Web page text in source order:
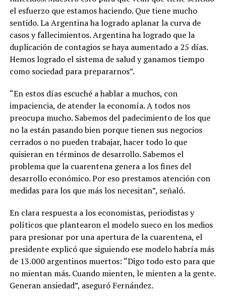
el esfuerzo que estamos haciendo. Que tiene mucho
sentido. La Argentina ha logrado aplanar la curva de
casos y fallecimientos. Argentina ha logrado que la
duplicación de contagios se haya aumentado a 25 días.
Hemos logrado el sistema de salud y ganamos tiempo
como sociedad para prepararnos”.
“En estos días escuché a hablar a muchos, con
impaciencia, de atender la economía. A todos nos
preocupa mucho. Sabemos del padecimiento de los que
no la están pasando bien porque tienen sus negocios
cerrados o no pueden trabajar, hacer todo lo que
quisieran en términos de desarrollo. Sabemos el
problema que la cuarentena genera a los fines del
desarrollo económico. Por eso prestamos atención con
medidas para los que más los necesitan”, señaló.
En clara respuesta a los economistas, periodistas y
políticos que plantearon el modelo sueco en los medios
para presionar por una apertura de la cuarentena, el
presidente explicó que siguiendo ese modelo habría más
de 13.000 argentinos muertos: “Digo todo esto para que
no mientan más. Cuando mienten, le mienten a la gente.
Generan ansiedad”, aseguró Fernández.